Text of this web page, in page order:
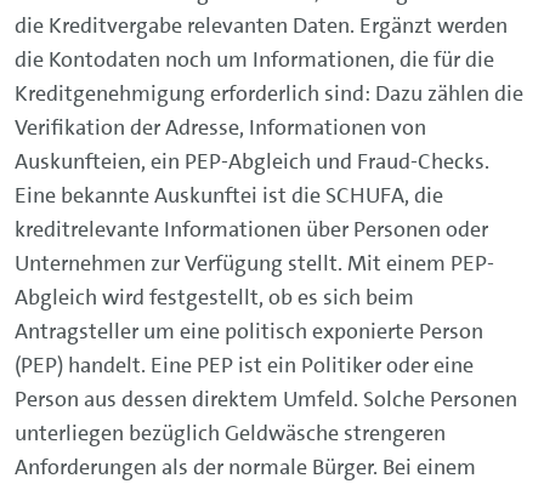
die Kreditvergabe relevanten Daten. Ergänzt werden
die Kontodaten noch um Informationen, die für die
Kreditgenehmigung erforderlich sind: Dazu zählen die
Verifikation der Adresse, Informationen von
Auskunfteien, ein PEP-Abgleich und Fraud-Checks.
Eine bekannte Auskunftei ist die SCHUFA, die
kreditrelevante Informationen über Personen oder
Unternehmen zur Verfügung stellt. Mit einem PEP-
Abgleich wird festgestellt, ob es sich beim
Antragsteller um eine politisch exponierte Person
(PEP) handelt. Eine PEP ist ein Politiker oder eine
Person aus dessen direktem Umfeld. Solche Personen
unterliegen bezüglich Geldwäsche strengeren
Anforderungen als der normale Bürger. Bei einem